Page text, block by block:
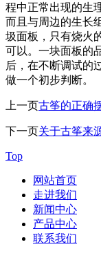
程中正常出现的生
而且与周边的生长
圾面板，只有烧火
可以。一块面板的
后，在不断调试的
做一个初步判断。
上一页古筝的正确
下一页关于古筝来
Top
网站首页
走进我们
新闻中心
产品中心
联系我们